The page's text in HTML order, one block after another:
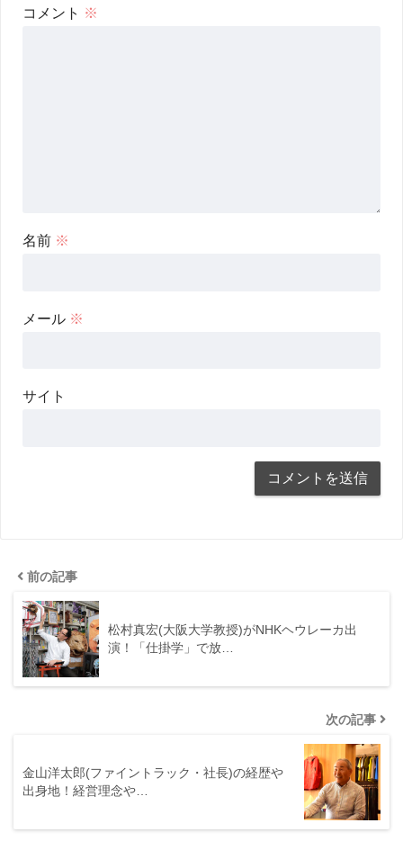
コメント ※
名前 ※
メール ※
サイト
前の記事
松村真宏(大阪大学教授)がNHKヘウレーカ出
演！「仕掛学」で放…
次の記事
金山洋太郎(ファイントラック・社長)の経歴や
出身地！経営理念や…